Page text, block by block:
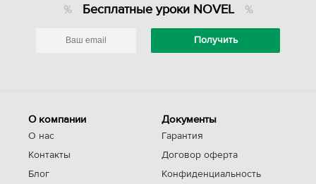
Бесплатные уроки NOVEL
О компании
О нас
Контакты
Блог
Документы
Гарантия
Договор оферта
Конфиденциальность